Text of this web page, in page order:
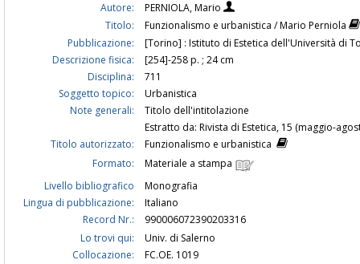
Autore:
PERNIOLA, Mario
Titolo:
Funzionalismo e urbanistica / Mario Perniola
Pubblicazione:
[Torino] : Istituto di Estetica dell'Università di
Descrizione fisica:
[254]-258 p. ; 24 cm
Disciplina:
711
Soggetto topico:
Urbanistica
Note generali:
Titolo dell'intitolazione
Estratto da: Rivista di Estetica, 15 (maggio-
Titolo autorizzato:
Funzionalismo e urbanistica
Formato:
Materiale a stampa
Livello bibliografico
Monografia
Lingua di pubblicazione:
Italiano
Record Nr.:
990006072390203316
Lo trovi qui:
Univ. di Salerno
Collocazione:
FC.OE. 1019